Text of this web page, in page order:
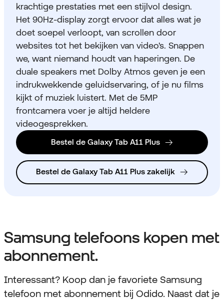
krachtige prestaties met een stijlvol design.
Het 90Hz-display zorgt ervoor dat alles wat je
doet soepel verloopt, van scrollen door
websites tot het bekijken van video's. Snappen
we, want niemand houdt van haperingen. De
duale speakers met Dolby Atmos geven je een
indrukwekkende geluidservaring, of je nu films
kijkt of muziek luistert. Met de 5MP
frontcamera voer je altijd heldere
videogesprekken.
Bestel de Galaxy Tab A11 Plus
Bestel de Galaxy Tab A11 Plus zakelijk
Samsung telefoons kopen met
abonnement.
Interessant? Koop dan je favoriete Samsung
telefoon met abonnement bij Odido. Naast dat je